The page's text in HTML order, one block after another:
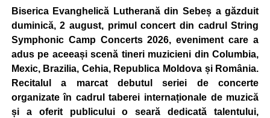
celor aflați la început de drum, cât și celor cu experiență în
mountain bike. La finalul întrecerii, cei mai bine clasați
concurenți vor fi recompensați cu premii în bani și premii
oferite de partenerii evenimentului.
Înaintea zilei de concurs, participanții își vor putea ridica
vor putea înscrie direct la competiție în cadrul Punctului
Biserica Evanghelică Lutherană din Sebeș a găzduit
duminică, 2 august, primul concert din cadrul String
Symphonic Camp Concerts 2026, eveniment care a
adus pe aceeași scenă tineri muzicieni din Columbia,
Mexic, Brazilia, Cehia, Republica Moldova și România.
Recitalul a marcat debutul seriei de concerte
organizate în cadrul taberei internaționale de muzică
și a oferit publicului o seară dedicată talentului,